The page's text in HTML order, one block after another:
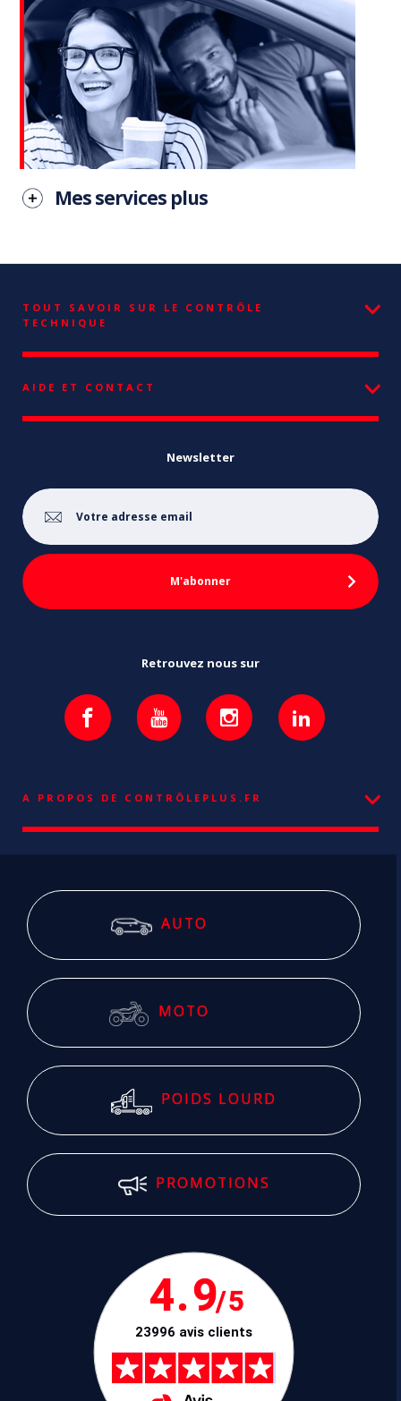
Mes services plus
TOUT SAVOIR SUR LE CONTRÔLE
TECHNIQUE
AIDE ET CONTACT
Newsletter
Retrouvez nous sur
A PROPOS DE CONTRÔLEPLUS.FR
AUTO
MOTO
POIDS LOURD
PROMOTIONS
4.9/5
23996 avis clients